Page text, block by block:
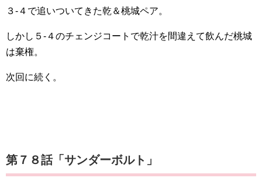
３-４で追いついてきた乾＆桃城ペア。
しかし５-４のチェンジコートで乾汁を間違えて飲んだ桃城
は棄権。
次回に続く。
第７８話「サンダーボルト」